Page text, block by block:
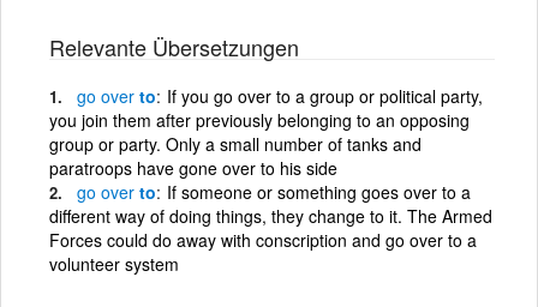
Relevante Übersetzungen
go over to If you go over to a group or political party,
you join them after previously belonging to an opposing
group or party. Only a small number of tanks and
paratroops have gone over to his side
go over to If someone or something goes over to a
different way of doing things, they change to it. The Armed
Forces could do away with conscription and go over to a
volunteer system